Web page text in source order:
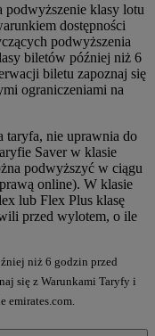
podwyższenie klasy lotu
dostępności
podwyższenia
biletów później niż 6
biletu zapoznaj się
ograniczeniami na
taryfa, nie uprawnia do
Saver w klasie
podwyższyć w ciągu
online). W klasie
lub Flex Plus klasę
przed wylotem, o ile
niż 6 godzin przed
się z Warunkami Taryfy i
emirates.com.